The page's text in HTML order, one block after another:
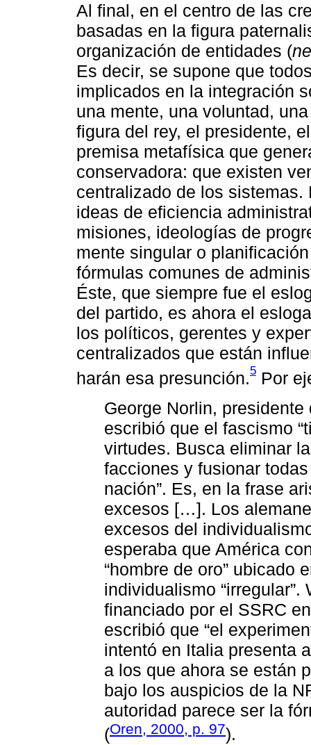
Al final, en el centro de las
basadas en la figura
organización de entidades (
Es decir, se supone que
implicados en la integración
una mente, una voluntad,
figura del rey, el presidente,
premisa metafísica que
conservadora: que existen
centralizado de los
ideas de eficiencia
misiones, ideologías de
mente singular o
fórmulas comunes de
Éste, que siempre fue el
del partido, es ahora el
los políticos, gerentes y
centralizados que están
harán esa presunción.5 Por
George Norlin,
escribió que el fascismo
virtudes. Busca eliminar
facciones y fusionar
nación”. Es, en la frase
excesos […]. Los
excesos del
esperaba que América
“hombre de oro” ubicado
individualismo
financiado por el SSRC
escribió que “el
intentó en Italia presenta
a los que ahora se están
bajo los auspicios de la
autoridad parece ser la
(Oren, 2000, p. 97).